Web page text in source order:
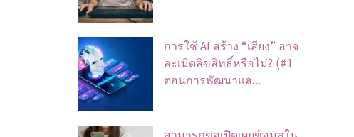
การใช้ AI สร้าง “เสียง” อาจ
ละเมิดลิขสิทธิ์หรือไม่? (#1
ตอนการพัฒนาแล...